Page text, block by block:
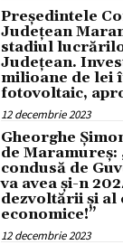
Președintele
Județean
stadiul
Județean.
milioane de lei
fotovoltaic,
12 decembrie 2023
Gheorghe
de Maramureș:
condusă de
va avea și-n
dezvoltării și al
economice!”
12 decembrie 2023